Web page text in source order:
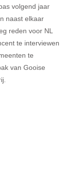
volgend jaar
naast elkaar
reden voor NL
te interviewen
te
van Gooise